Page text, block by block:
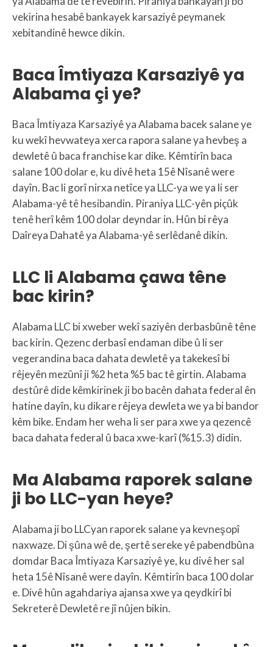
vekirina hesabê bankayek karsaziyê peymanek
xebitandinê hewce dikin.
Baca Îmtiyaza Karsaziyê ya
Alabama çi ye?
Baca Îmtiyaza Karsaziyê ya Alabama bacek salane ye
ku wekî hevwateya xerca rapora salane ya hevbeş a
dewletê û baca franchise kar dike. Kêmtirîn baca
salane 100 dolar e, ku divê heta 15ê Nîsanê were
dayîn. Bac li gorî nirxa netîce ya LLC-ya we ya li ser
Alabama-yê tê hesibandin. Piraniya LLC-yên piçûk
tenê herî kêm 100 dolar deyndar in. Hûn bi rêya
Daîreya Dahatê ya Alabama-yê serlêdanê dikin.
LLC li Alabama çawa têne
bac kirin?
Alabama LLC bi xweber wekî saziyên derbasbûnê têne
bac kirin. Qezenc derbasî endaman dibe û li ser
vegerandina baca dahata dewletê ya takekesî bi
rêjeyên mezûnî ji %2 heta %5 bac tê girtin. Alabama
destûrê dide kêmkirinek ji bo bacên dahata federal ên
hatine dayîn, ku dikare rêjeya dewleta we ya bi bandor
kêm bike. Endam her weha li ser para xwe ya qezencê
baca dahata federal û baca xwe-karî (%15.3) didin.
Ma Alabama raporek salane
ji bo LLC-yan heye?
Alabama ji bo LLCyan raporek salane ya kevneşopî
naxwaze. Di şûna wê de, şertê sereke yê pabendbûna
domdar Baca Îmtiyaza Karsaziyê ye, ku divê her sal
heta 15ê Nîsanê were dayîn. Kêmtirîn baca 100 dolar
e. Divê hûn agahdariya ajansa xwe ya qeydkirî bi
Sekreterê Dewletê re jî nûjen bikin.